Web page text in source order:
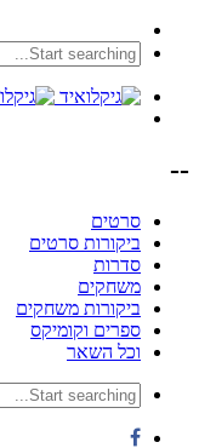
--
סרטים
ביקורות סרטים
סדרות
משחקים
ביקורות משחקים
ספרים וקומיקס
וכל השאר